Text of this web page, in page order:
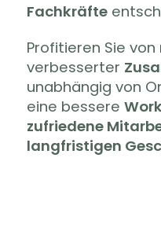
Fachkräfte
Profitieren Sie von
verbesserter
unabhängig von
eine bessere
zufriedene
langfristigen